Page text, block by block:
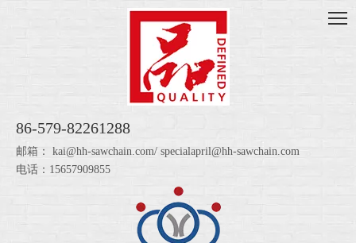
86-579-82261288
邮箱： kai@hh-sawchain.com/ specialapril@hh-sawchain.com
电话：15657909855